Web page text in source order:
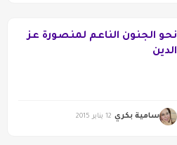
نحو الجنون الناعم لمنصورة عز
الدين
سامية بكري 12 يناير 2015